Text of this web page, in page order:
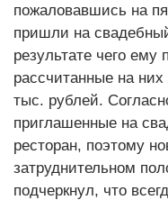
пожаловавшись на
пришли на
результате чего
рассчитанные на
тыс. рублей.
приглашенные на
ресторан, поэтому
затруднительном
подчеркнул, что